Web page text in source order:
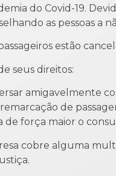
do Covid-19.
as pessoas a
estão
seus direitos:
amigavelmente
de
de força maior o
cobre alguma